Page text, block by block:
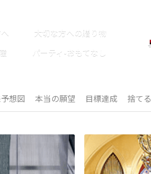
大切な方への贈り物
パーティ•おもてなし
想図 本当の願望 目標達成 捨てる